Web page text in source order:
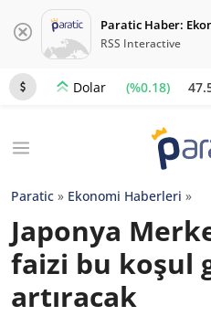
Paratic Haber:
RSS Interactive
Dolar (%0.18)
Paratic » Ekonomi Haberleri »
Japonya
faizi bu koşul
artıracak